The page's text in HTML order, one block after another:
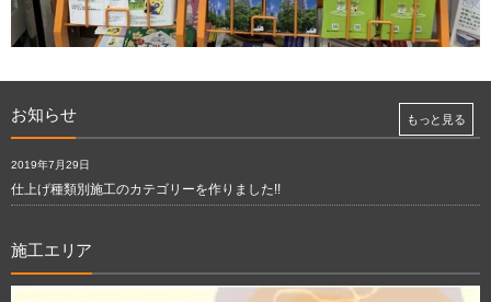
お知らせ
2019年7月29日
仕上げ種類別施工のカテゴリーを作りました!!
もっと見る
施工エリア